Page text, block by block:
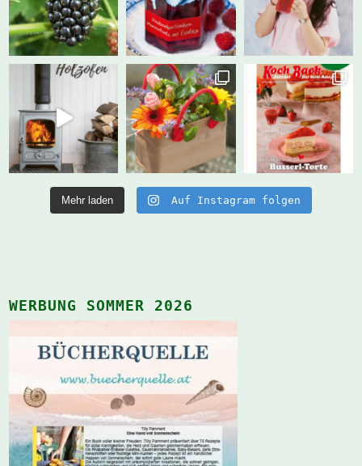
Mehr laden Auf Instagram folgen
WERBUNG SOMMER 2026